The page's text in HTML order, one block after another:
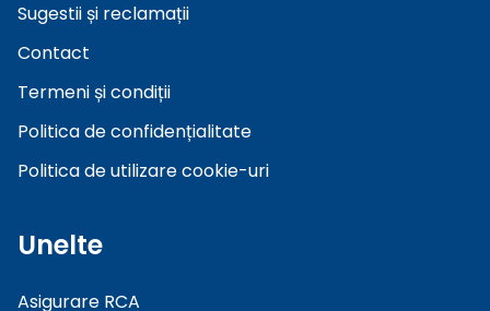
Sugestii și reclamații
Contact
Termeni și condiții
Politica de confidențialitate
Politica de utilizare cookie-uri
Unelte
Asigurare RCA